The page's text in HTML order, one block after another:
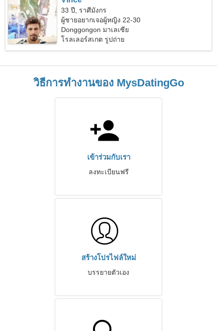
33 ปี, ราศีมังกร
ผู้ชายอยากเจอผู้หญิง 22-30
Donggongon มาเลเซีย
โรลเลอร์สเกต รูปถ่าย
วิธีการทำงานของ MysDatingGo
เข้าร่วมกับเรา
ลงทะเบียนฟรี
สร้างโปรไฟล์ใหม่
บรรยายตัวเอง